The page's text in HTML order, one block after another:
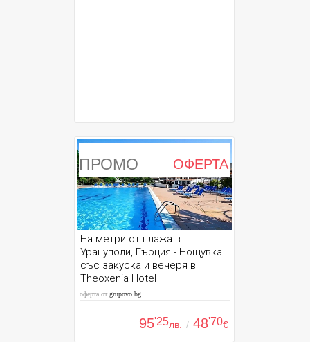
ПРОМО ОФЕРТА
На метри от плажа в
Урануполи, Гърция - Нощувка
със закуска и вечеря в
Theoxenia Hotel
оферта отgrupovo.bg
95'25лв. / 48'70€